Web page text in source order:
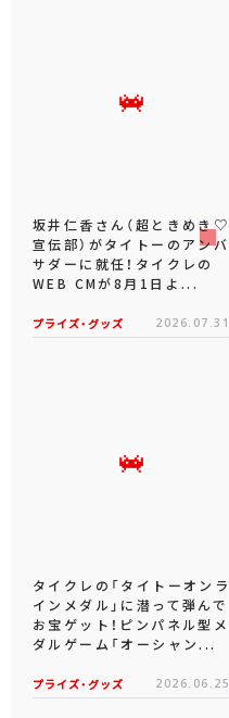
坂井仁香さん（超ときめき♡
宣伝部）がタイトーのアンバ
サダーに就任！タイクレの
WEB CMが8月1日よ...
プライズ・グッズ 2026.07.31
タイクレの「タイトーオンラ
インメダル」に潜って弾んで
お宝ゲット！ピンパネル型メ
ダルゲーム「オーシャン...
プライズ・グッズ 2026.06.25